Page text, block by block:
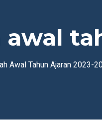
Awal Tahun Ajaran 2023-